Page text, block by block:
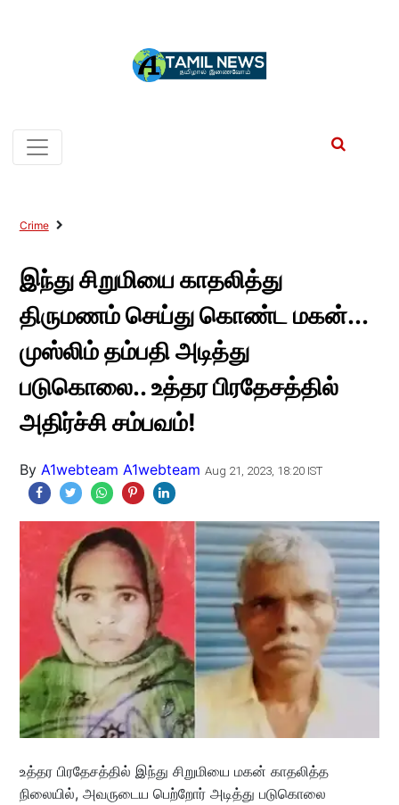
Crime
இந்து சிறுமியை காதலித்து
திருமணம் செய்து கொண்ட மகன்...
முஸ்லிம் தம்பதி அடித்து
படுகொலை.. உத்தர பிரதேசத்தில்
அதிர்ச்சி சம்பவம்!
By A1webteam A1webteam Aug 21, 2023, 18:20 IST
உத்தர பிரதேசத்தில் இந்து சிறுமியை மகன் காதலித்த
நிலையில், அவருடைய பெற்றோர் அடித்து படுகொலை